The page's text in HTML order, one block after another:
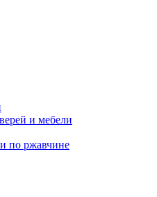
и мебели
по ржавчине